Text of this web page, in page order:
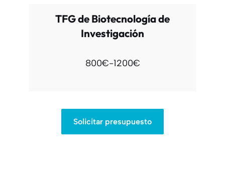
TFG de Biotecnología de
Investigación
800€-1200€
Solicitar presupuesto